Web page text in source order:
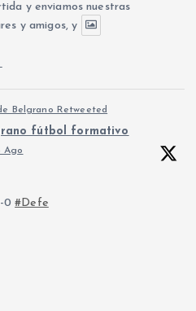
y enviamos nuestras
y amigos, y
Belgrano Retweeted
fútbol formativo
Ago
0#Defe